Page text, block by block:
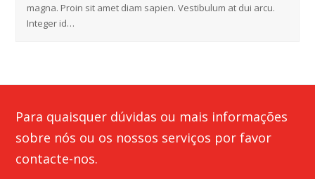
magna. Proin sit amet diam sapien. Vestibulum at dui arcu.
Integer id…
Para quaisquer dúvidas ou mais informações
sobre nós ou os nossos serviços por favor
contacte-nos.